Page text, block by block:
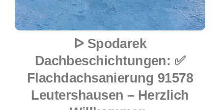
ᐅ Spodarek
Dachbeschichtungen: ✅
Flachdachsanierung 91578
Leutershausen – Herzlich